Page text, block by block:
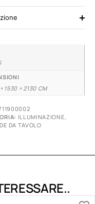
1530 × 2130 CM
ILLUMINAZIONE,
DA TAVOLO